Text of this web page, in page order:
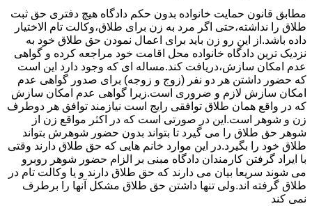
مطابق قانون حمایت خانواده بدون حکم دادگاه هیچ دفتری حق ثبت
طلاق را نداشته،حتی اگر مرد به زن برای طلاق،وکالت تام الاختیار
داده باشد.از این رو زن باید برای اعمال نمودن حق طلاق خود به
نزدیک ترین دادگاه خانواده محل اقامت خود مراجعه کرده و گواهی
عدم امکان سازش،دریافت کند.مساله ای که وجود دارد این است
که حضور داشتن هر دو نفر (زوج و زوجه) برای صدور گواهی عدم
امکان سازش لازم و ضروری است.زیرا گواهی عدم امکان سازش
که در واقع همان طلاق توافقی رایج است نیازمند توافق هر دوطرف
زن و شوهر است.این در صورتی است که در اکثر مواقع زن از
شوهر حق طلاق را می گیرد تا بتواند بدون حضور شوهرش بتواند
طلاق خود را بگیرد.در این موارد خانم هایی که حق طلاق دارند وقتی
با ایراد گرفتن کارمندان دادگاه مبنی بر الزام حضور شوهر روبرو
می شوند سریعا بیان می دارند که حق طلاق دارند و یا وکالت تام در
طلاق گرفته اند.ولی تنها داشتن حق طلاق مشکل آنها را برطرف
نمی کند